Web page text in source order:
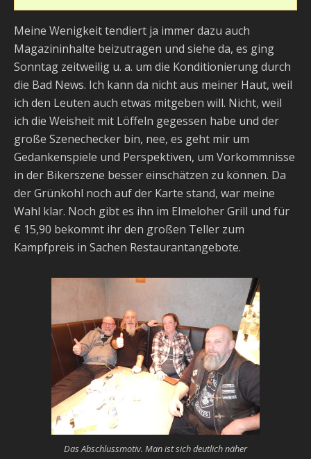
Meine Wenigkeit tendiert ja immer dazu auch
Magazininhalte beizutragen und siehe da, es ging
Sonntag zeitweilig u. a. um die Konditionierung durch
die Bad News. Ich kann da nicht aus meiner Haut, weil
ich den Leuten auch etwas mitgeben will. Nicht, weil
ich die Weisheit mit Löffeln gegessen habe und der
große Szenechecker bin, nee, es geht mir um
Gedankenspiele und Perspektiven, um Vorkommnisse
in der Bikerszene besser einschätzen zu können. Da
der Grünkohl noch auf der Karte stand, war meine
Wahl klar. Noch gibt es ihn im Elmeloher Grill und für
€ 15,90 bekommt ihr den großen Teller zum
Kampfpreis in Sachen Restaurantangebote.
Das Abschlussmotiv. Man ist sich deutlich näher